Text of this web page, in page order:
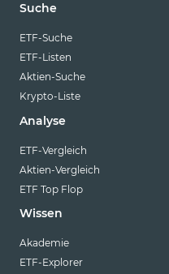
Suche
ETF-Suche
ETF-Listen
Aktien-Suche
Krypto-Liste
Analyse
ETF-Vergleich
Aktien-Vergleich
ETF Top Flop
Wissen
Akademie
ETF-Explorer